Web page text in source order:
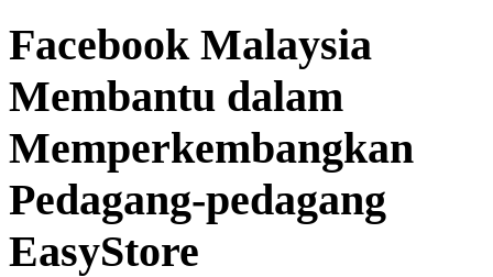
Facebook Malaysia
Membantu dalam
Memperkembangkan
Pedagang-pedagang
EasyStore